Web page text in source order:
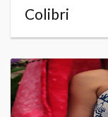
Colibri